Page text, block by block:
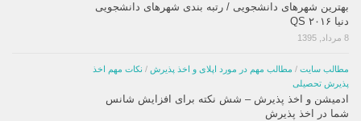
بهترین شهرهای دانشجویی / رتبه بندی شهرهای دانشجویی
دنیا ۲۰۱۶ QS
8 مرداد, 1395
مطالب سایت / مطالب مهم در مورد اپلای و اخذ پذیرش / نکات مهم اخذ
پذیرش تحصیلی
ادمیشن و اخذ پذیرش – شش نکته برای افزایش شانس
شما در اخذ پذیرش